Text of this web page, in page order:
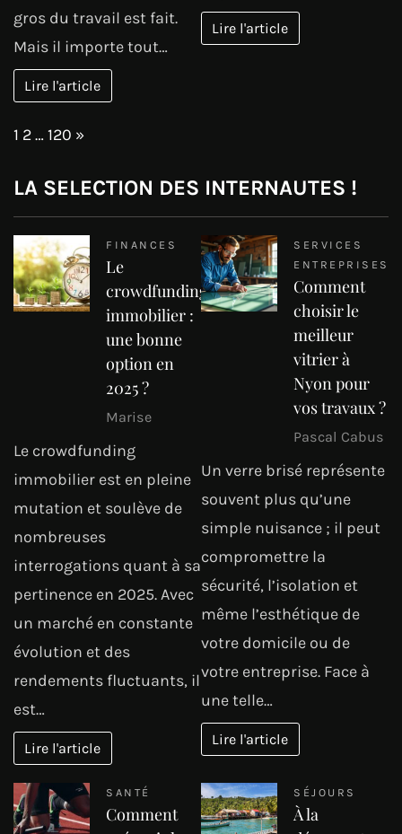
gros du travail est fait.
Mais il importe tout…
Lire l'article
Lire l'article
Page:
1 2…120 Next
»
LA SELECTION DES INTERNAUTES !
FINANCES
Le
crowdfunding
immobilier :
une bonne
option en
2025 ?
Marise
Le crowdfunding
immobilier est en pleine
mutation et soulève de
nombreuses
interrogations quant à sa
pertinence en 2025. Avec
un marché en constante
évolution et des
rendements fluctuants, il
est…
Lire l'article
SERVICES
ENTREPRISES
Comment
choisir le
meilleur
vitrier à
Nyon pour
vos travaux ?
Pascal Cabus
Un verre brisé représente
souvent plus qu’une
simple nuisance ; il peut
compromettre la
sécurité, l’isolation et
même l’esthétique de
votre domicile ou de
votre entreprise. Face à
une telle…
Lire l'article
SANTÉ
Comment
SÉJOURS
À la